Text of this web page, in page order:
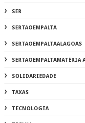
VÍDEOS DO CANAL DO BLOG